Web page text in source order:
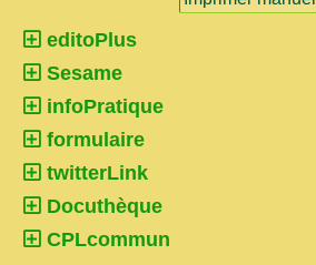
editoPlus
Sesame
infoPratique
formulaire
twitterLink
Docuthèque
CPLcommun